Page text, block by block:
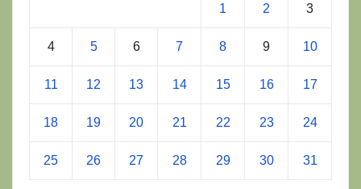
1 2 3
4 5 6 7 8 9 10
11 12 13 14 15 16 17
18 19 20 21 22 23 24
25 26 27 28 29 30 31